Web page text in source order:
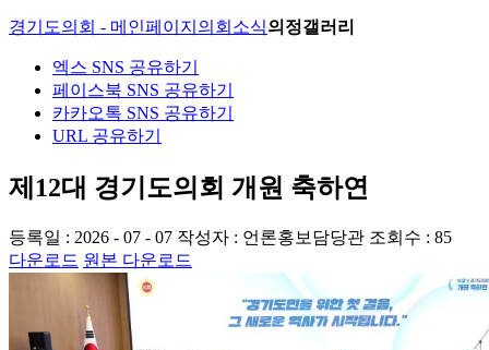
경기도의회 - 메인페이지 의회소식의정갤러리
엑스 SNS 공유하기
페이스북 SNS 공유하기
카카오톡 SNS 공유하기
URL 공유하기
제12대 경기도의회 개원 축하연
등록일 : 2026 - 07 - 07 작성자 : 언론홍보담당관 조회수 : 85
다운로드 원본 다운로드